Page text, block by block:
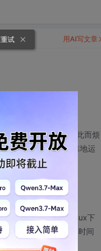
失去作用，程序员为此而烦
您的程序100%可靠地运
函数和VB，BC及Linux下
以根据需要对看门狗时间
件狗的功能。
用AI写文章
试